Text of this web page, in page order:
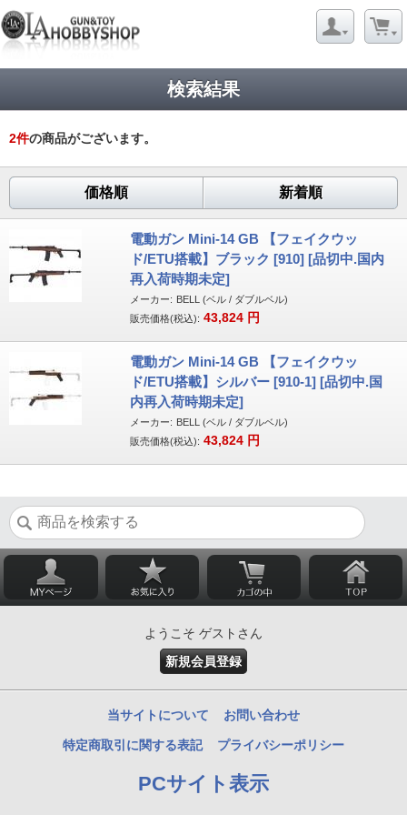
検索結果
2件の商品がございます。
価格順 新着順
電動ガン Mini-14 GB 【フェイクウッ
ド/ETU搭載】ブラック [910] [品切中.国内
再入荷時期未定]
メーカー: BELL (ベル / ダブルベル)
販売価格(税込): 43,824 円
電動ガン Mini-14 GB 【フェイクウッ
ド/ETU搭載】シルバー [910-1] [品切中.国
内再入荷時期未定]
メーカー: BELL (ベル / ダブルベル)
販売価格(税込): 43,824 円
ようこそ ゲストさん
新規会員登録
当サイトについて お問い合わせ
特定商取引に関する表記 プライバシーポリシー
PCサイト表示